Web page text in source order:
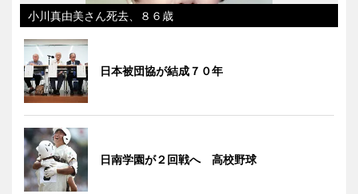
小川真由美さん死去、８６歳
日本被団協が結成７０年
日南学園が２回戦へ 高校野球